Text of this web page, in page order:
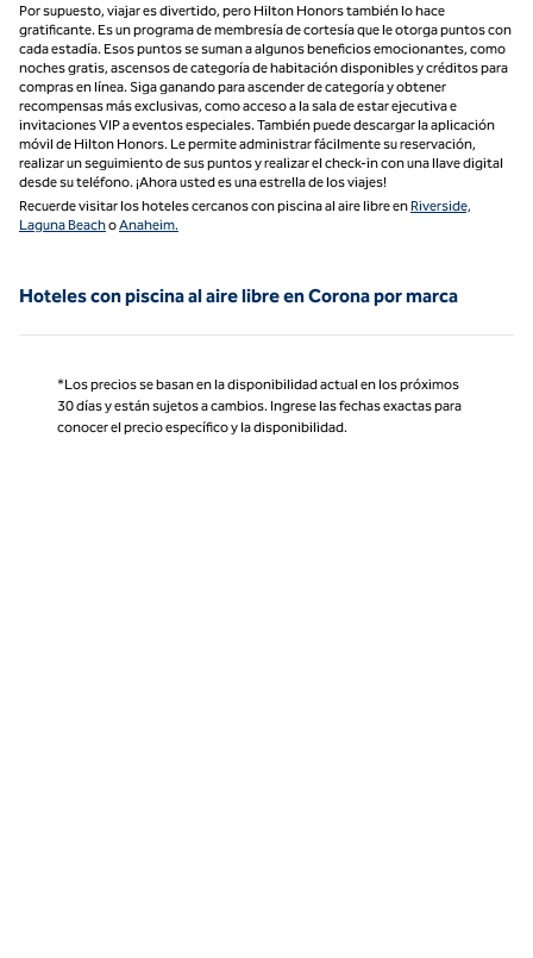
Por supuesto, viajar es divertido, pero Hilton Honors también lo hace
gratificante. Es un programa de membresía de cortesía que le otorga puntos con
cada estadía. Esos puntos se suman a algunos beneficios emocionantes, como
noches gratis, ascensos de categoría de habitación disponibles y créditos para
compras en línea. Siga ganando para ascender de categoría y obtener
recompensas más exclusivas, como acceso a la sala de estar ejecutiva e
invitaciones VIP a eventos especiales. También puede descargar la aplicación
móvil de Hilton Honors. Le permite administrar fácilmente su reservación,
realizar un seguimiento de sus puntos y realizar el check-in con una llave digital
desde su teléfono. ¡Ahora usted es una estrella de los viajes!
Recuerde visitar los hoteles cercanos con piscina al aire libre en Riverside,
Laguna BeachoAnaheim.
Hoteles con piscina al aire libre en Corona por marca
*Los precios se basan en la disponibilidad actual en los próximos
30 días y están sujetos a cambios. Ingrese las fechas exactas para
conocer el precio específico y la disponibilidad.